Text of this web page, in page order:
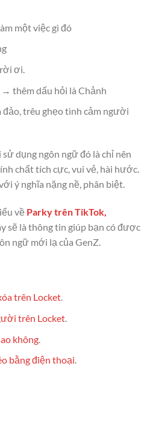
một việc gì đó
ơi.
thêm dấu hỏi là Chảnh
trêu ghẹo tình cảm người
dụng ngôn ngữ đó là chỉ nên
chất tích cực, vui vẻ, hài hước.
ý nghĩa nặng nề, phân biệt.
về Parky trên TikTok,
sẽ là thông tin giúp bạn có được
ngữ mới lạ của GenZ.
trên Locket.
trên Locket.
không.
bằng điện thoại.